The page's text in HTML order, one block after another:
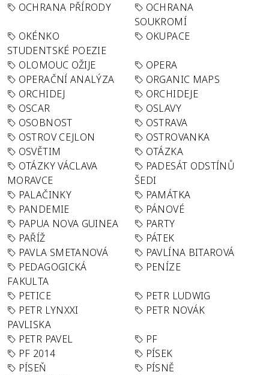
OCHRANA PŘÍRODY
OCHRANA
SOUKROMÍ
OKÉNKO
STUDENTSKÉ POEZIE
OKUPACE
OLOMOUC OŽIJE
OPERA
OPERAČNÍ ANALÝZA
ORGANIC MAPS
ORCHIDEJ
ORCHIDEJE
OSCAR
OSLAVY
OSOBNOST
OSTRAVA
OSTROV CEJLON
OSTROVANKA
OSVĚTIM
OTÁZKA
OTÁZKY VÁCLAVA
MORAVCE
PADESÁT ODSTÍNŮ
ŠEDI
PALAČINKY
PAMÁTKA
PANDEMIE
PÁNOVÉ
PAPUA NOVA GUINEA
PARTY
PAŘÍŽ
PÁTEK
PAVLA SMETANOVÁ
PAVLÍNA BITAROVÁ
PEDAGOGICKÁ
FAKULTA
PENÍZE
PETICE
PETR LUDWIG
PETR LYNXXI
PAVLISKA
PETR NOVÁK
PETR PAVEL
PF
PF 2014
PÍSEK
PÍSEŇ
PÍSNĚ